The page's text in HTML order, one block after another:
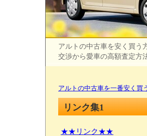
アルトの中古車を安く買う
交渉から愛車の高額査定方
アルトの中古車を一番安く買
リンク集1
★★リンク★★